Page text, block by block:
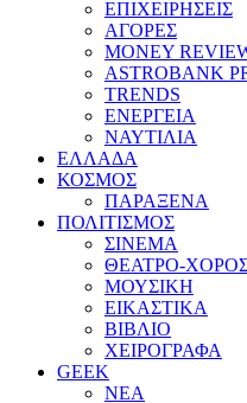
ΕΠΙΧΕΙΡΗΣΕΙΣ
ΑΓΟΡΕΣ
MONEY
ASTROBANK
TRENDS
ΕΝΕΡΓΕΙΑ
ΝΑΥΤΙΛΙΑ
ΕΛΛΑΔΑ
ΚΟΣΜΟΣ
ΠΑΡΑΞΕΝΑ
ΠΟΛΙΤΙΣΜΟΣ
ΣΙΝΕΜΑ
ΘΕΑΤΡΟ-
ΜΟΥΣΙΚΗ
ΕΙΚΑΣΤΙΚΑ
ΒΙΒΛΙΟ
ΧΕΙΡΟΓΡΑΦΑ
GEEK
ΝΕΑ